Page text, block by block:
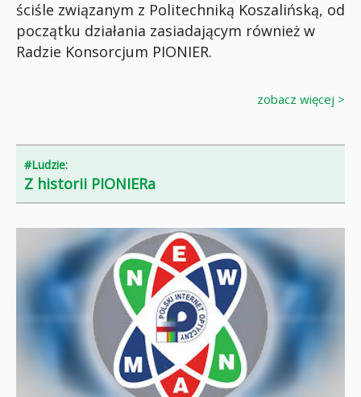
ściśle związanym z Politechniką Koszalińską, od
początku działania zasiadającym również w
Radzie Konsorcjum PIONIER.
zobacz więcej >
#Ludzie:
Z historii PIONIERa